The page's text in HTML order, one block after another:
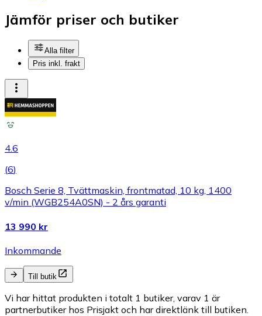
Jämför priser och butiker
Alla filter
Pris inkl. frakt
4.6
(6)
Bosch Serie 8, Tvättmaskin, frontmatad, 10 kg, 1400
v/min (WGB254A0SN) - 2 års garanti
13 990 kr
Inkommande
Till butik
Vi har hittat produkten i totalt 1 butiker, varav 1 är
partnerbutiker hos Prisjakt och har direktlänk till butiken.